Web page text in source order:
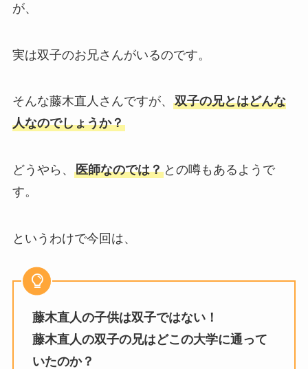
が、
実は双子のお兄さんがいるのです。
そんな藤木直人さんですが、 双子の兄とはどんな
人なのでしょうか？
どうやら、 医師なのでは？との噂もあるようで
す。
というわけで今回は、
藤木直人の子供は双子ではない！
藤木直人の双子の兄はどこの大学に通って
いたのか？